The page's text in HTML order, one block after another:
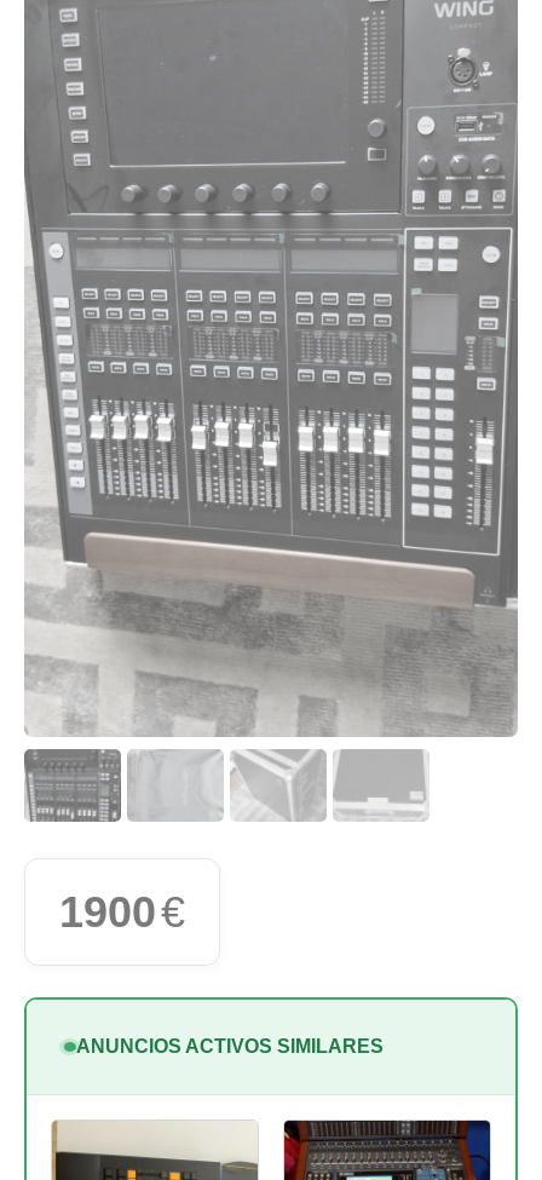
1900€
ANUNCIOS ACTIVOS SIMILARES